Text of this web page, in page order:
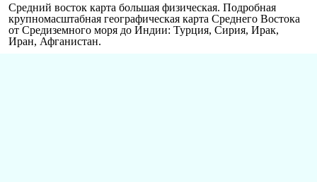
Средний восток карта большая физическая. Подробная
крупномасштабная географическая карта Среднего Востока
от Средиземного моря до Индии: Турция, Сирия, Ирак,
Иран, Афганистан.